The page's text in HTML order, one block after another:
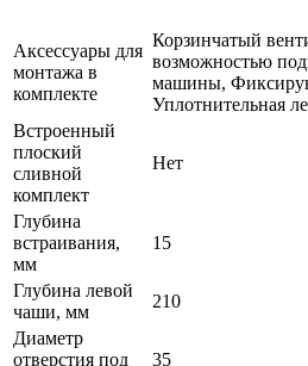
Аксессуары для
монтажа в
комплекте
Корзинчатый
возможностью
машины,
Уплотнительная
Встроенный
плоский
сливной
комплект
Нет
Глубина
встраивания,
мм
15
Глубина левой
чаши, мм
210
Диаметр
отверстия под
35